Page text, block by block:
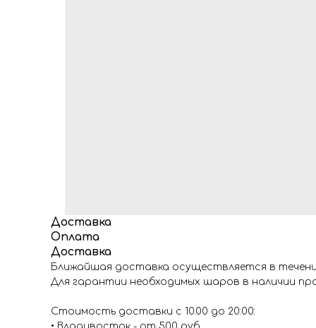
Доставка
Оплата
Доставка
Ближайшая доставка осуществляется в
Для гарантии необходимых шаров в наличии
Стоимость доставки с 10.00 до 20:00: